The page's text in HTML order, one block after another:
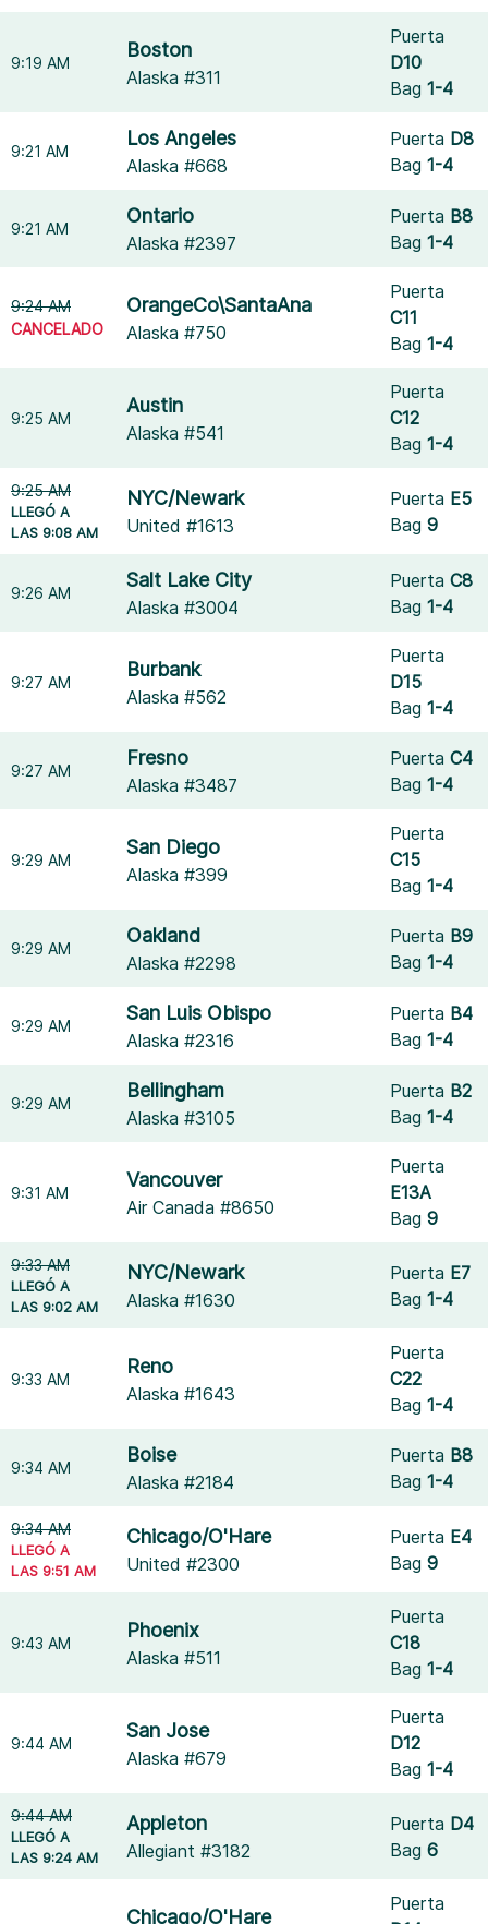
9:19 AM
Boston
Alaska #311
Puerta
D10
Bag1-4
9:21 AM
Los Angeles
Alaska #668
Puerta D8
Bag1-4
9:21 AM
Ontario
Alaska #2397
Puerta B8
Bag1-4
9:24 AM
CANCELADO
OrangeCo\SantaAna
Alaska #750
Puerta
C11
Bag1-4
9:25 AM
Austin
Alaska #541
Puerta
C12
Bag1-4
9:25 AM
LLEGÓ A
LAS 9:08 AM
NYC/Newark
United #1613
Puerta E5
Bag9
9:26 AM
Salt Lake City
Alaska #3004
PuertaC8
Bag1-4
9:27 AM
Burbank
Alaska #562
Puerta
D15
Bag1-4
9:27 AM
Fresno
Alaska #3487
PuertaC4
Bag1-4
9:29 AM
San Diego
Alaska #399
Puerta
C15
Bag1-4
9:29 AM
Oakland
Alaska #2298
Puerta B9
Bag1-4
9:29 AM
San Luis Obispo
Alaska #2316
Puerta B4
Bag1-4
9:29 AM
Bellingham
Alaska #3105
Puerta B2
Bag1-4
9:31 AM
Vancouver
Air Canada #8650
Puerta
E13A
Bag9
9:33 AM
LLEGÓ A
LAS 9:02 AM
NYC/Newark
Alaska #1630
Puerta E7
Bag1-4
9:33 AM
Reno
Alaska #1643
Puerta
C22
Bag1-4
9:34 AM
Boise
Alaska #2184
Puerta B8
Bag1-4
9:34 AM
LLEGÓ A
LAS 9:51 AM
Chicago/O'Hare
United #2300
Puerta E4
Bag9
9:43 AM
Phoenix
Alaska #511
Puerta
C18
Bag1-4
9:44 AM
San Jose
Alaska #679
Puerta
D12
Bag1-4
9:44 AM
LLEGÓ A
LAS 9:24 AM
Appleton
Allegiant #3182
Puerta D4
Bag6
Chicago/O'Hare
Puerta